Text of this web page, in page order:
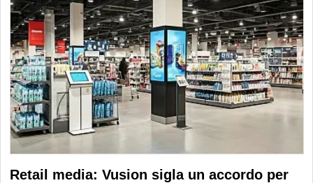
Retail media: Vusion sigla un accordo per